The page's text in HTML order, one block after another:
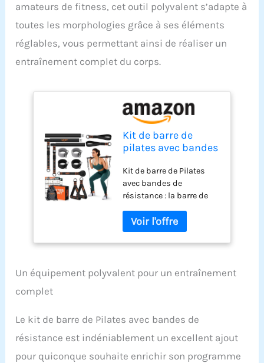
amateurs de fitness, cet outil polyvalent s’adapte à
toutes les morphologies grâce à ses éléments
réglables, vous permettant ainsi de réaliser un
entraînement complet du corps.
Kit de barre de
pilates avec bandes
de yoga
multifonction à 3
sections avec
boucle de réglage
en métal.
Équipement de
pilates portable
femme pour
Kit de barre de Pilates
avec bandes de
résistance : la barre de
est composée de trois
tuyaux en acier à vis,
solide et facile à installer,
protection antidérapante
m à 1,5 m. Fabriqué en
latex naturel, 4 bandes
de résistance et 2 types
de résistance peuvent
Un équipement polyvalent pour un entraînement
complet
Le kit de barre de Pilates avec bandes de
résistance est indéniablement un excellent ajout
pour quiconque souhaite enrichir son programme